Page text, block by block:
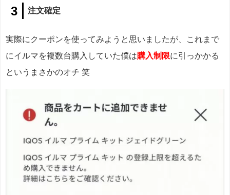
注文確定
実際にクーポンを使ってみようと思いましたが、これまで
にイルマを複数台購入していた僕は購入制限に引っかかる
というまさかのオチ 笑